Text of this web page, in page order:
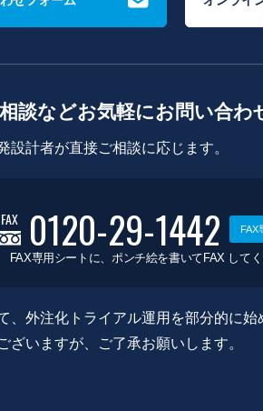
談などお気軽にお問い合わ
設計者が直接ご相談に応じます。
FAX 0120-29-1442 FAX
FAX専用シートに、ポンチ絵を書いてFAX してく
外注化トライアル運用を部分的に始
ざいますが、ご了承お願いします。